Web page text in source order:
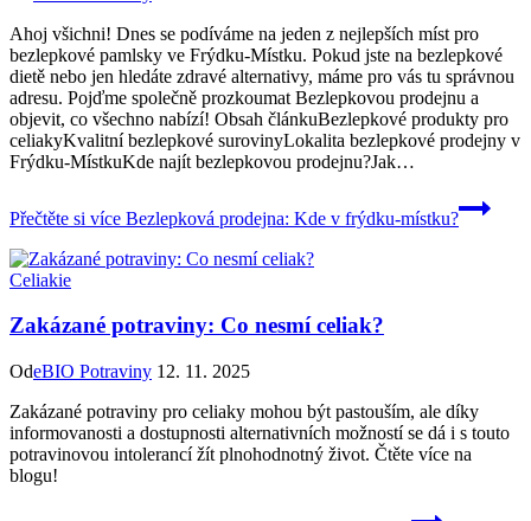
Ahoj všichni! Dnes se podíváme na jeden z nejlepších míst pro
bezlepkové pamlsky ve Frýdku-Místku. Pokud jste na bezlepkové
dietě nebo jen hledáte zdravé alternativy, máme pro vás tu správnou
adresu. Pojďme společně prozkoumat Bezlepkovou prodejnu a
objevit, co všechno nabízí! Obsah článkuBezlepkové produkty pro
celiakyKvalitní bezlepkové surovinyLokalita bezlepkové prodejny v
Frýdku-MístkuKde najít bezlepkovou prodejnu?Jak…
Přečtěte si více Bezlepková prodejna: Kde v frýdku-místku?
Celiakie
Zakázané potraviny: Co nesmí celiak?
OdeBIO Potraviny 12. 11. 2025
Zakázané potraviny pro celiaky mohou být pastouším, ale díky
informovanosti a dostupnosti alternativních možností se dá i s touto
potravinovou intolerancí žít plnohodnotný život. Čtěte více na
blogu!